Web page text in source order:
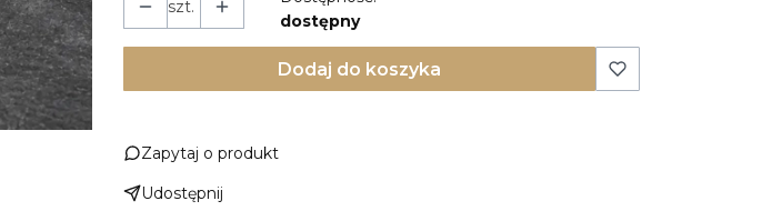
szt.
dostępny
Dodaj do koszyka
Zapytaj o produkt
Udostępnij